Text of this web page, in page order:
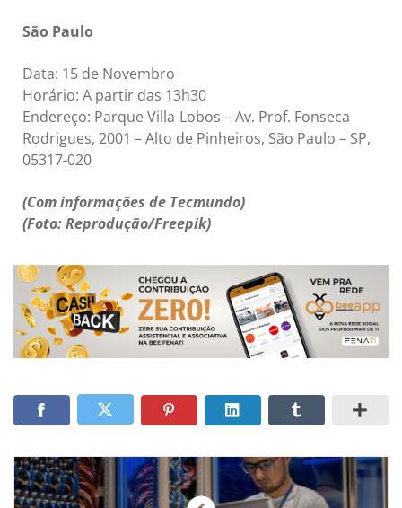
São Paulo
Data: 15 de Novembro
Horário: A partir das 13h30
Endereço: Parque Villa-Lobos – Av. Prof. Fonseca
Rodrigues, 2001 – Alto de Pinheiros, São Paulo – SP,
05317-020
(Com informações de Tecmundo)
(Foto: Reprodução/Freepik)